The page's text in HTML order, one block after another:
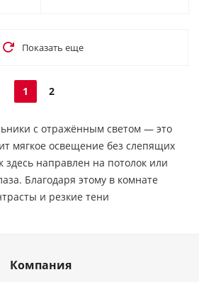
Показать еще
1 2
с отражённым светом — это
мягкое освещение без слепящих
здесь направлен на потолок или
Благодаря этому в комнате
и резкие тени
Компания